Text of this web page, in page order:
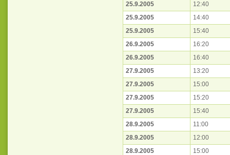
25.9.2005
12:40
25.9.2005
14:40
25.9.2005
15:40
26.9.2005
16:20
26.9.2005
16:40
27.9.2005
13:20
27.9.2005
15:00
27.9.2005
15:20
27.9.2005
15:40
28.9.2005
11:00
28.9.2005
12:00
28.9.2005
15:00